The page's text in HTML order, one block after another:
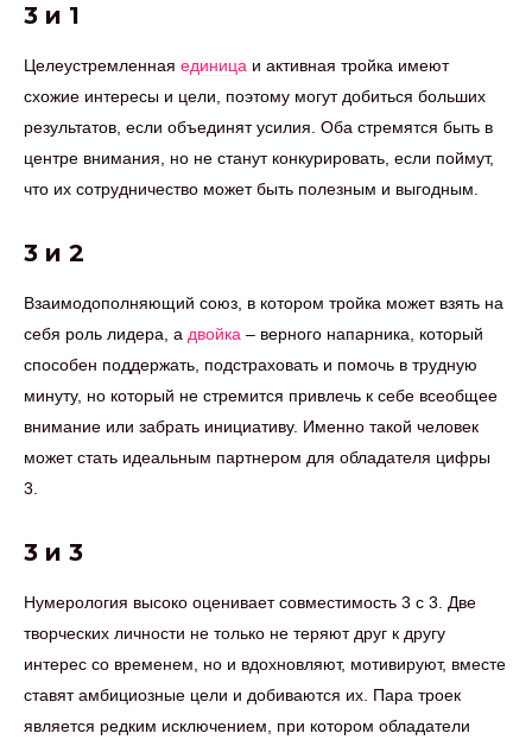
3 и 1
Целеустремленная единица и активная тройка имеют
схожие интересы и цели, поэтому могут добиться больших
результатов, если объединят усилия. Оба стремятся быть в
центре внимания, но не станут конкурировать, если поймут,
что их сотрудничество может быть полезным и выгодным.
3 и 2
Взаимодополняющий союз, в котором тройка может взять на
себя роль лидера, а двойка – верного напарника, который
способен поддержать, подстраховать и помочь в трудную
минуту, но который не стремится привлечь к себе всеобщее
внимание или забрать инициативу. Именно такой человек
может стать идеальным партнером для обладателя цифры
3.
3 и 3
Нумерология высоко оценивает совместимость 3 с 3. Две
творческих личности не только не теряют друг к другу
интерес со временем, но и вдохновляют, мотивируют, вместе
ставят амбициозные цели и добиваются их. Пара троек
является редким исключением, при котором обладатели